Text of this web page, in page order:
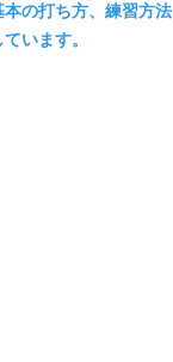
の打ち方、練習方
います。